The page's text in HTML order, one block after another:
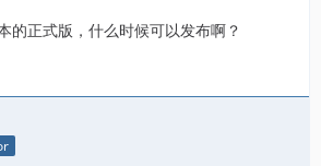
的正式版，什么时候可以发布啊？